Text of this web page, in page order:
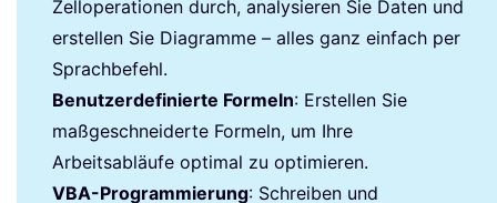
Zelloperationen durch, analysieren Sie Daten und
erstellen Sie Diagramme – alles ganz einfach per
Sprachbefehl.
Benutzerdefinierte Formeln: Erstellen Sie
maßgeschneiderte Formeln, um Ihre
Arbeitsabläufe optimal zu optimieren.
VBA-Programmierung: Schreiben und